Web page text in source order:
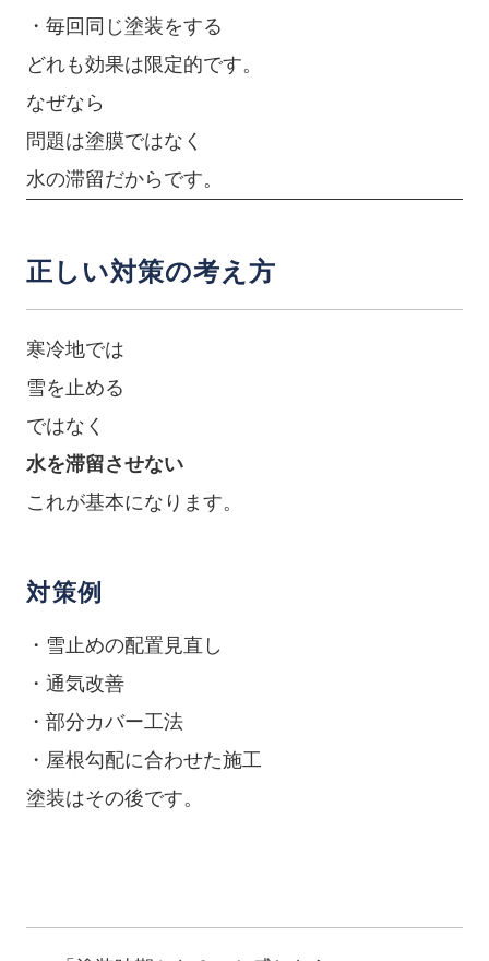
・毎回同じ塗装をする
どれも効果は限定的です。
なぜなら
問題は塗膜ではなく
水の滞留だからです。
正しい対策の考え方
寒冷地では
雪を止める
ではなく
水を滞留させない
これが基本になります。
対策例
・雪止めの配置見直し
・通気改善
・部分カバー工法
・屋根勾配に合わせた施工
塗装はその後です。